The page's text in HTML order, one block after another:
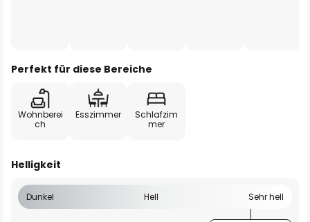
Perfekt für diese Bereiche
Wohnberei
ch
Esszimmer
Schlafzim
mer
Helligkeit
Dunkel Hell Sehr hell